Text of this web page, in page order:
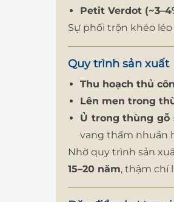
Petit Verdot
Sự phối trộn khéo
Quy trình sản xuất
Thu hoạch thủ
Lên men trong
Ủ trong thùng gỗ
vang thấm nhuần
Nhờ quy trình sản
15–20 năm, thậm chí